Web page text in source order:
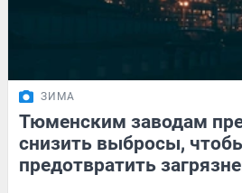
ЗИМА
Тюменским заводам
снизить выбросы,
предотвратить